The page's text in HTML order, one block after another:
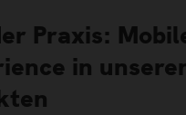
Praxis:
in